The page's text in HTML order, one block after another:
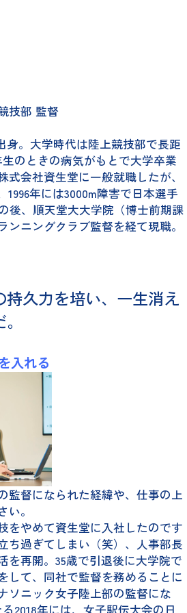
技部 監督
身。大学時代は陸上競技部で長距
のときの病気がもとで大学卒業
式会社資生堂に一般就職したが、
1996年には3000m障害で日本選手
後、順天堂大大学院（博士前期課
ニングクラブ監督を経て現職。
久力を培い、一生消え
入れる
督になられた経緯や、仕事の上
。
をやめて資生堂に入社したのです
ち過ぎてしまい（笑）、人事部長
を再開。35歳で引退後に大学院で
して、同社で監督を務めることに
ソニック女子陸上部の監督にな
2018年には、女子駅伝大会の日